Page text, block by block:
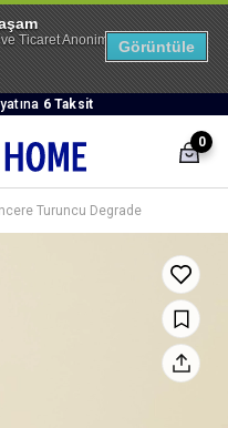
6 Taksit
0
Turuncu Degrade
Ticaret Anonim
Görüntüle